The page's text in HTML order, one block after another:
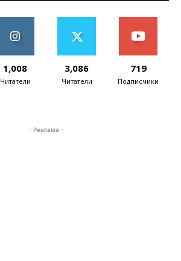
1,008
Читатели
3,086
Читатели
719
Подписчики
- Реклама -